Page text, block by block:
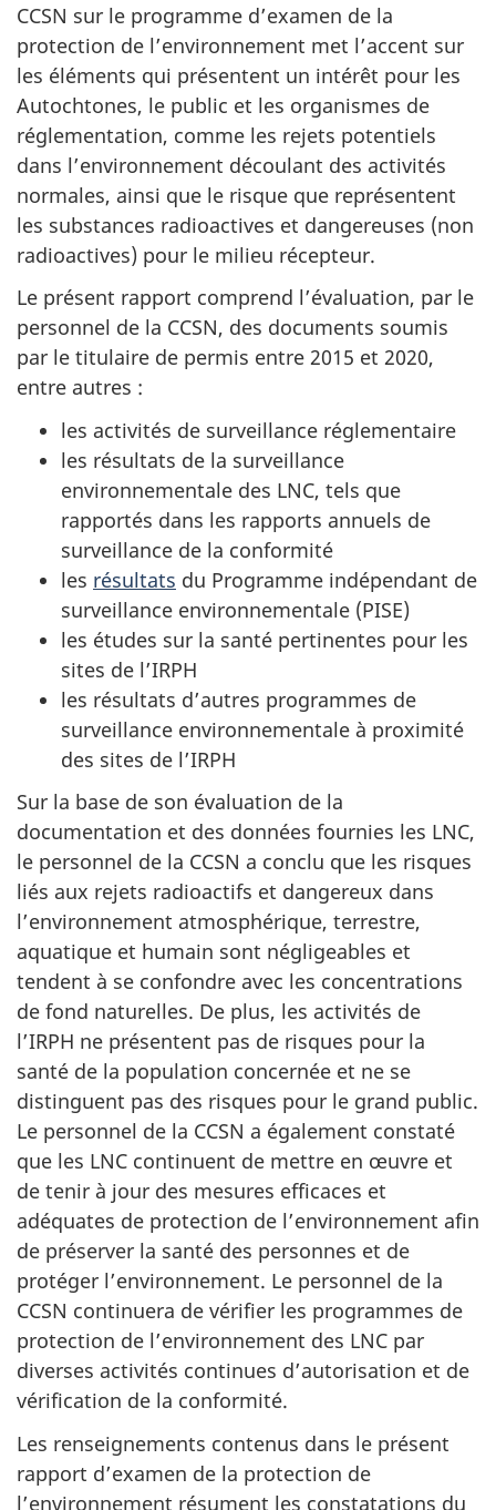
CCSN sur le programme d’examen de la
protection de l’environnement met l’accent sur
les éléments qui présentent un intérêt pour les
Autochtones, le public et les organismes de
réglementation, comme les rejets potentiels
dans l’environnement découlant des activités
normales, ainsi que le risque que représentent
les substances radioactives et dangereuses (non
radioactives) pour le milieu récepteur.
Le présent rapport comprend l’évaluation, par le
personnel de la CCSN, des documents soumis
par le titulaire de permis entre 2015 et 2020,
entre autres :
les activités de surveillance réglementaire
les résultats de la surveillance
environnementale des LNC, tels que
rapportés dans les rapports annuels de
surveillance de la conformité
les résultats du Programme indépendant de
surveillance environnementale (PISE)
les études sur la santé pertinentes pour les
sites de l’IRPH
les résultats d’autres programmes de
surveillance environnementale à proximité
des sites de l’IRPH
Sur la base de son évaluation de la
documentation et des données fournies les LNC,
le personnel de la CCSN a conclu que les risques
liés aux rejets radioactifs et dangereux dans
l’environnement atmosphérique, terrestre,
aquatique et humain sont négligeables et
tendent à se confondre avec les concentrations
de fond naturelles. De plus, les activités de
l’IRPH ne présentent pas de risques pour la
santé de la population concernée et ne se
distinguent pas des risques pour le grand public.
Le personnel de la CCSN a également constaté
que les LNC continuent de mettre en œuvre et
de tenir à jour des mesures efficaces et
adéquates de protection de l’environnement afin
de préserver la santé des personnes et de
protéger l’environnement. Le personnel de la
CCSN continuera de vérifier les programmes de
protection de l’environnement des LNC par
diverses activités continues d’autorisation et de
vérification de la conformité.
Les renseignements contenus dans le présent
rapport d’examen de la protection de
l’environnement résument les constatations du